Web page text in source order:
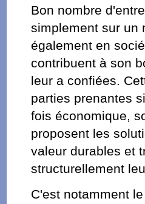
Bon nombre
simplement sur un
également en
contribuent à son
leur a confiées.
parties prenantes
fois économique,
proposent les
valeur durables et
structurellement
C'est notamment